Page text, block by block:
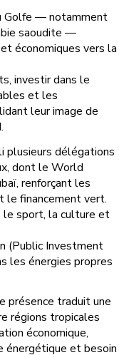
Golfe — notamment
saoudite —
économiques vers la
investir dans le
et les
leur image de
plusieurs délégations
dont le World
renforçant les
le financement vert.
le sport, la culture et
(Public Investment
les énergies propres
présence traduit une
régions tropicales
économique,
énergétique et besoin